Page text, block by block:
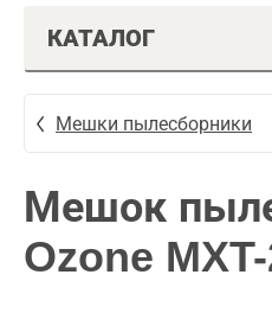
КАТАЛОГ
Мешки пылесборники
Мешок
Ozone